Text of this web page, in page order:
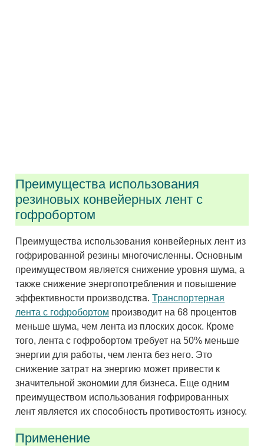
Преимущества использования
резиновых конвейерных лент с
гофробортом
Преимущества использования конвейерных лент из
гофрированной резины многочисленны. Основным
преимуществом является снижение уровня шума, а
также снижение энергопотребления и повышение
эффективности производства.Транспортерная
лента с гофробортом производит на 68 процентов
меньше шума, чем лента из плоских досок. Кроме
того, лента с гофробортом требует на 50% меньше
энергии для работы, чем лента без него. Это
снижение затрат на энергию может привести к
значительной экономии для бизнеса. Еще одним
преимуществом использования гофрированных
лент является их способность противостоять износу.
Применение